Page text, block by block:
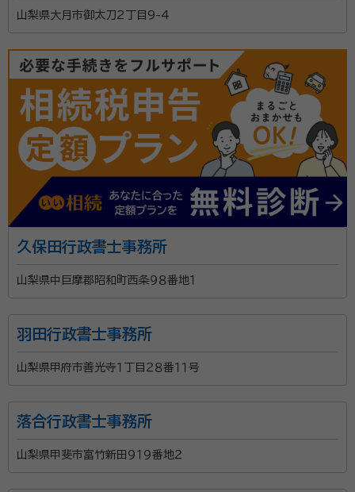
山梨県大月市御太刀2丁目9-4
久保田行政書士事務所
山梨県中巨摩郡昭和町西条９８番地１
羽田行政書士事務所
山梨県甲府市善光寺１丁目２８番１１号
落合行政書士事務所
山梨県甲斐市富竹新田９１９番地２